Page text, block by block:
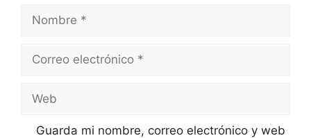
electrónico
Guarda mi nombre, correo electrónico y web